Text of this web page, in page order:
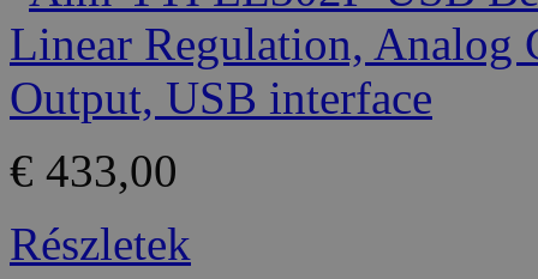
€ 433,00
Részletek